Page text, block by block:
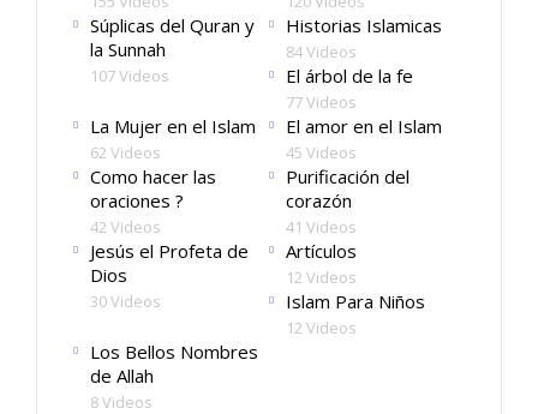
Súplicas del Quran y
la Sunnah
107 Videos
Historias Islamicas
84 Videos
El árbol de la fe
77 Videos
La Mujer en el Islam
62 Videos
El amor en el Islam
45 Videos
Como hacer las
oraciones ?
42 Videos
Purificación del
corazón
41 Videos
Jesús el Profeta de
Dios
30 Videos
Artículos
12 Videos
Islam Para Niños
12 Videos
Los Bellos Nombres
de Allah
8 Videos